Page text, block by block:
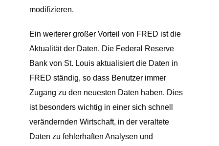
modifizieren.
Ein weiterer großer Vorteil von FRED ist die
Aktualität der Daten. Die Federal Reserve
Bank von St. Louis aktualisiert die Daten in
FRED ständig, so dass Benutzer immer
Zugang zu den neuesten Daten haben. Dies
ist besonders wichtig in einer sich schnell
verändernden Wirtschaft, in der veraltete
Daten zu fehlerhaften Analysen und